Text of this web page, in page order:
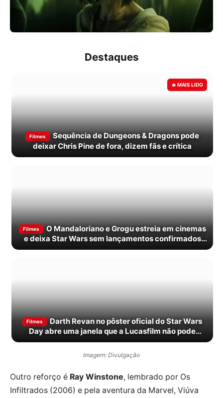
Destaques
Filmes
Sequência de Dungeons & Dragons pode
deixar Chris Pine de fora, dizem fãs e crítica
Filmes
O Mandaloriano e Grogu estreia em cinemas
e deixa Star Wars sem lançamentos confirmados
até 2027
Filmes
Darth Revan no pôster oficial do Star Wars
Day abre uma janela que a Lucasfilm não pode
ignorar
Imagem: Divulgação
Outro reforço é Ray Winstone, lembrado por Os
Infiltrados (2006) e pela aventura da Marvel, Viúva